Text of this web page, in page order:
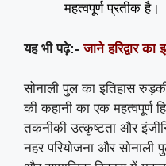
महत्वपूर्ण प्रतीक है।
यह भी पढ़े:- जाने हरिद्वार
सोनाली पुल का इतिहास
की कहानी का एक महत्वपूर्ण
तकनीकी उत्कृष्टता और
नहर परियोजना और